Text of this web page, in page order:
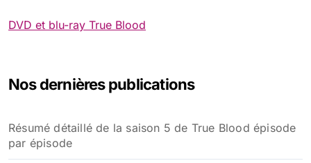
DVD et blu-ray True Blood
Nos dernières publications
Résumé détaillé de la saison 5 de True Blood épisode
par épisode